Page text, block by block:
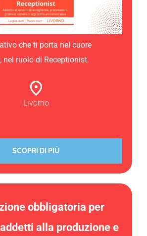
che ti porta nel cuore
nel ruolo di Receptionist.
Livorno
SCOPRI DI PIÙ
obbligatoria per
alla produzione e